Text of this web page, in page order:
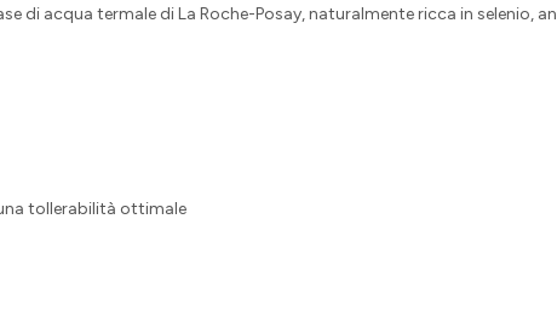
di acqua termale di La Roche-Posay, naturalmente ricca in selenio,
tollerabilità ottimale